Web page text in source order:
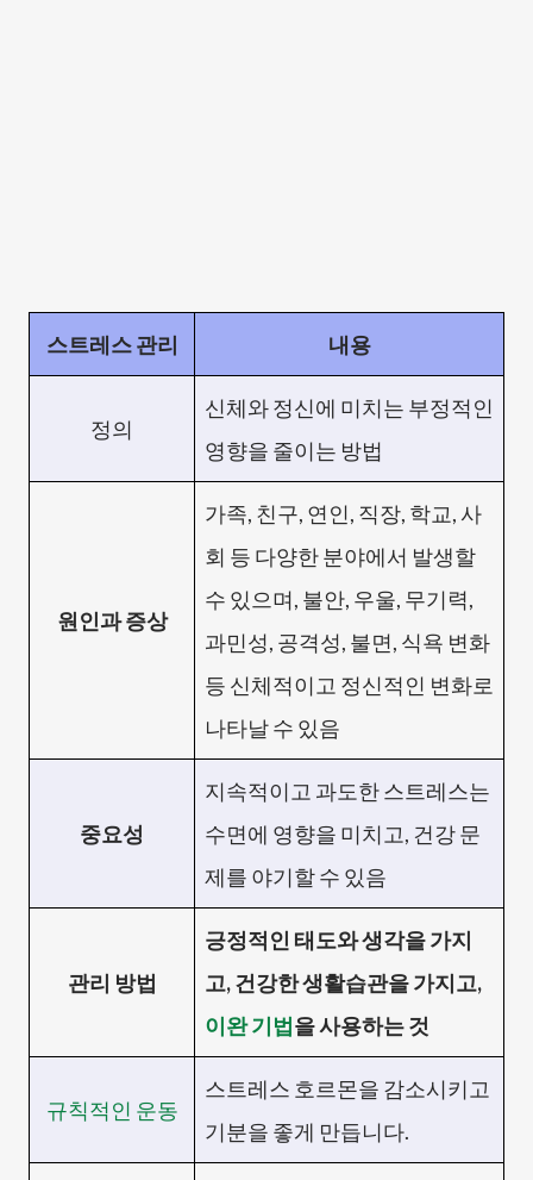
스트레스 관리 내용
정의
신체와 정신에 미치는 부정적인
영향을 줄이는 방법
원인과 증상
가족, 친구, 연인, 직장, 학교, 사
회 등 다양한 분야에서 발생할
수 있으며, 불안, 우울, 무기력,
과민성, 공격성, 불면, 식욕 변화
등 신체적이고 정신적인 변화로
나타날 수 있음
중요성
지속적이고 과도한 스트레스는
수면에 영향을 미치고, 건강 문
제를 야기할 수 있음
관리 방법
긍정적인 태도와 생각을 가지
고, 건강한 생활습관을 가지고,
이완 기법을 사용하는 것
규칙적인 운동
스트레스 호르몬을 감소시키고
기분을 좋게 만듭니다.